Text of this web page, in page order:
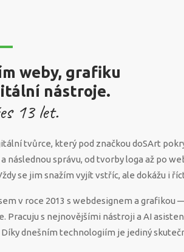
weby, grafiku
nástroje.
13let.
tvůrce, který pod značkou doSArt
následnou správu, od tvorby loga až po
se jim snažím vyjít vstříc, ale dokážu i
v roce 2013 s webdesignem a
Pracuju s nejnovějšími nástroji a AI
Díky dnešním technologiím je jediný